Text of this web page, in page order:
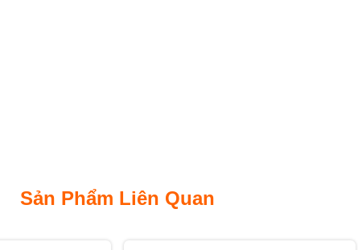
Sản Phẩm Liên Quan